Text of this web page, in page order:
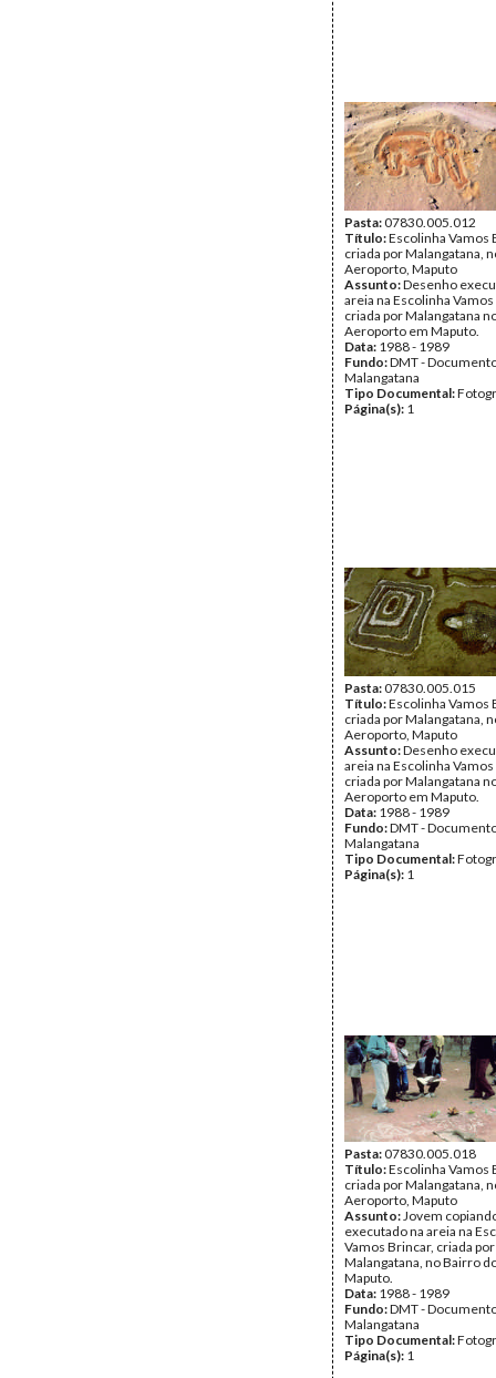
Pasta:07830.005.012
Título:Escolinha Vamos
criada por Malangatana,
Aeroporto, Maputo
Assunto:Desenho
areia na Escolinha
criada por Malangatana
Aeroporto em Maputo.
Data: 1988 - 1989
Fundo:DMT -
Malangatana
Tipo Documental:
Página(s): 1
Pasta:07830.005.015
Título:Escolinha Vamos
criada por Malangatana,
Aeroporto, Maputo
Assunto:Desenho
areia na Escolinha
criada por Malangatana
Aeroporto em Maputo.
Data: 1988 - 1989
Fundo:DMT -
Malangatana
Tipo Documental:
Página(s): 1
Pasta:07830.005.018
Título:Escolinha Vamos
criada por Malangatana,
Aeroporto, Maputo
Assunto:Jovem
executado na areia na
Vamos Brincar, criada por
Malangatana, no Bairro
Maputo.
Data: 1988 - 1989
Fundo:DMT -
Malangatana
Tipo Documental:
Página(s): 1